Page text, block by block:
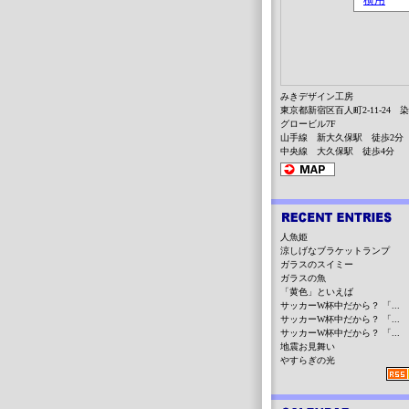
みきデザイン工房
東京都新宿区百人町2-11-24
グロービル7F
山手線 新大久保駅 徒歩2分
中央線 大久保駅 徒歩4分
人魚姫
涼しげなブラケットランプ
ガラスのスイミー
ガラスの魚
「黄色」といえば
サッカーW杯中だから？ 「...
サッカーW杯中だから？ 「...
サッカーW杯中だから？ 「...
地震お見舞い
やすらぎの光